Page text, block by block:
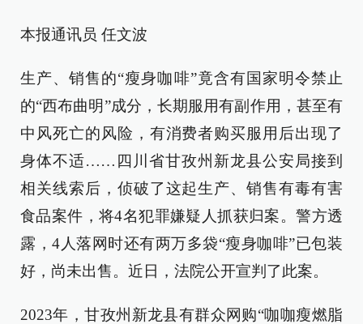
本报通讯员 任文波
生产、销售的“瘦身咖啡”竟含有国家明令禁止
的“西布曲明”成分，长期服用有副作用，甚至有
中风死亡的风险，有消费者购买服用后出现了
身体不适……四川省甘孜州新龙县公安局接到
相关线索后，侦破了这起生产、销售有毒有害
食品案件，将4名犯罪嫌疑人抓获归案。警方透
露，4人落网时还有两万多袋“瘦身咖啡”已包装
好，尚未出售。近日，法院公开宣判了此案。
2023年，甘孜州新龙县有群众网购“咖咖瘦燃脂